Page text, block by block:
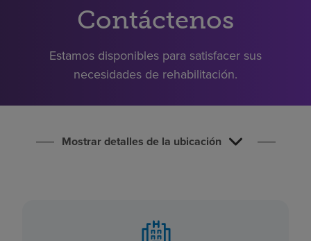
Pagar mi factura
Contáctenos
Estamos disponibles para satisfacer sus
necesidades de rehabilitación.
Mostrar detalles de la ubicación